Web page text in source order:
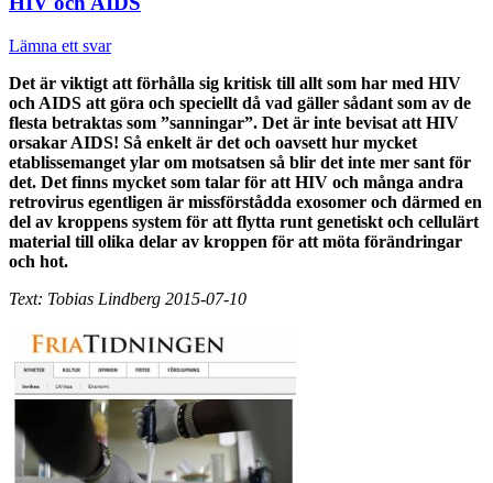
Lämna ett svar
Det är viktigt att förhålla sig kritisk till allt som har med HIV
och AIDS att göra och speciellt då vad gäller sådant som av de
flesta betraktas som ”sanningar”. Det är inte bevisat att HIV
orsakar AIDS! Så enkelt är det och oavsett hur mycket
etablissemanget ylar om motsatsen så blir det inte mer sant för
det. Det finns mycket som talar för att HIV och många andra
retrovirus egentligen är missförstådda exosomer och därmed en
del av kroppens system för att flytta runt genetiskt och cellulärt
material till olika delar av kroppen för att möta förändringar
och hot.
Text: Tobias Lindberg 2015-07-10